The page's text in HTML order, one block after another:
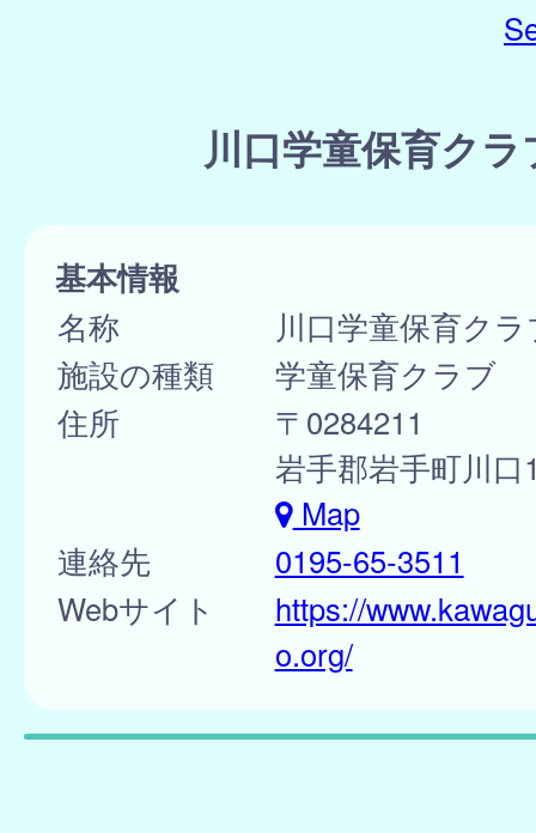
川口学童保育クラ
基本情報
名称
川口学童保育クラ
施設の種類
学童保育クラブ
住所
〒0284211
岩手郡岩手町川口
Map
連絡先
0195-65-3511
Webサイト
https://
o.org/